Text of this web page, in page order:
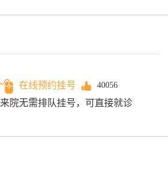
在线预约挂号 40056
来院无需排队挂号，可直接就诊